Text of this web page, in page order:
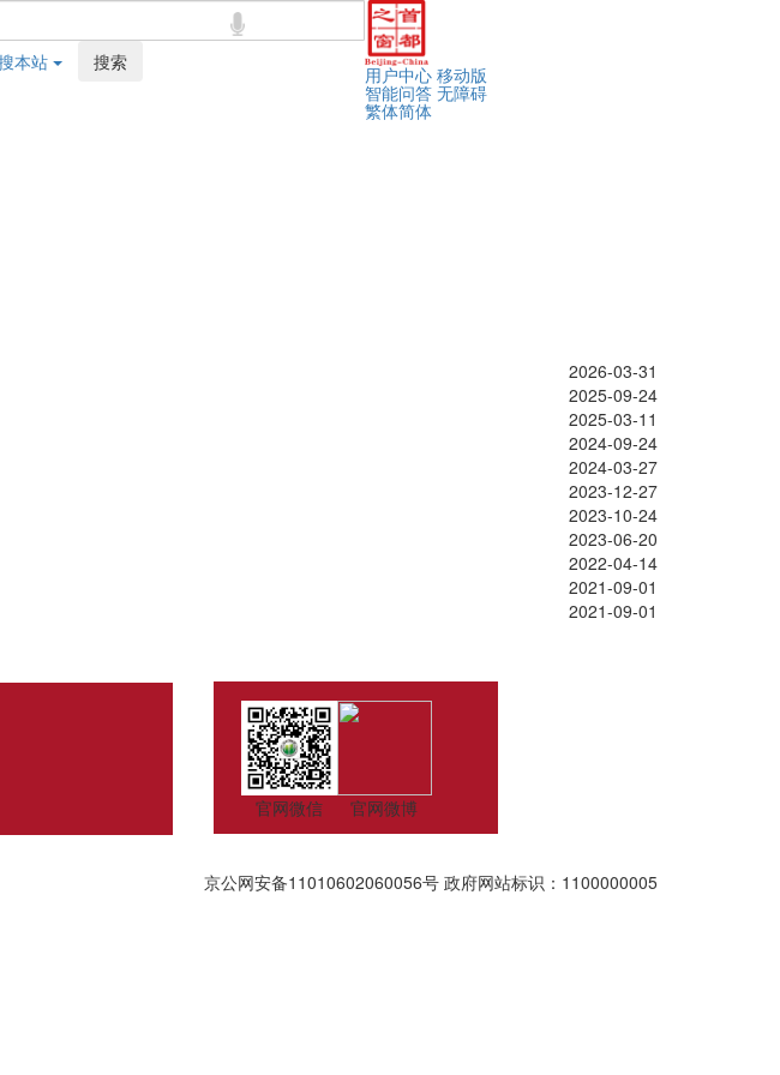
本站 搜索
用户中心 移动版
智能问答 无障碍
繁体简体
2026-03-31
2025-09-24
2025-03-11
2024-09-24
2024-03-27
2023-12-27
2023-10-24
2023-06-20
2022-04-14
2021-09-01
2021-09-01
官网微信 官网微博
京公网安备11010602060056号 政府网站标识：1100000005